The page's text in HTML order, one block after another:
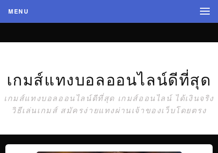
MENU
เกมส์แทงบอลออนไลน์ดีที่สุด
เกมส์แทงบอลออนไลน์ดีที่สุด เกมส์ออนไลน์ ได้เงินจริง
วิธีเล่นเกมส์ สมัครง่ายแทงผ่านเจ้าของเว็บโดยตรง